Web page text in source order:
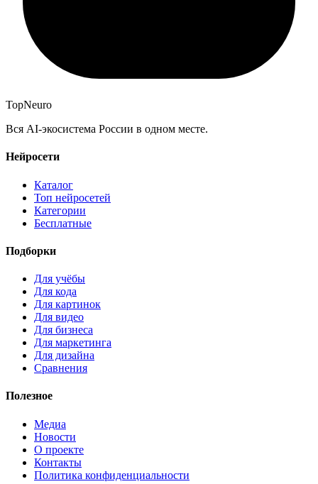
TopNeuro
Вся AI-экосистема России в одном месте.
Нейросети
Каталог
Топ нейросетей
Категории
Бесплатные
Подборки
Для учёбы
Для кода
Для картинок
Для видео
Для бизнеса
Для маркетинга
Для дизайна
Сравнения
Полезное
Медиа
Новости
О проекте
Контакты
Политика конфиденциальности